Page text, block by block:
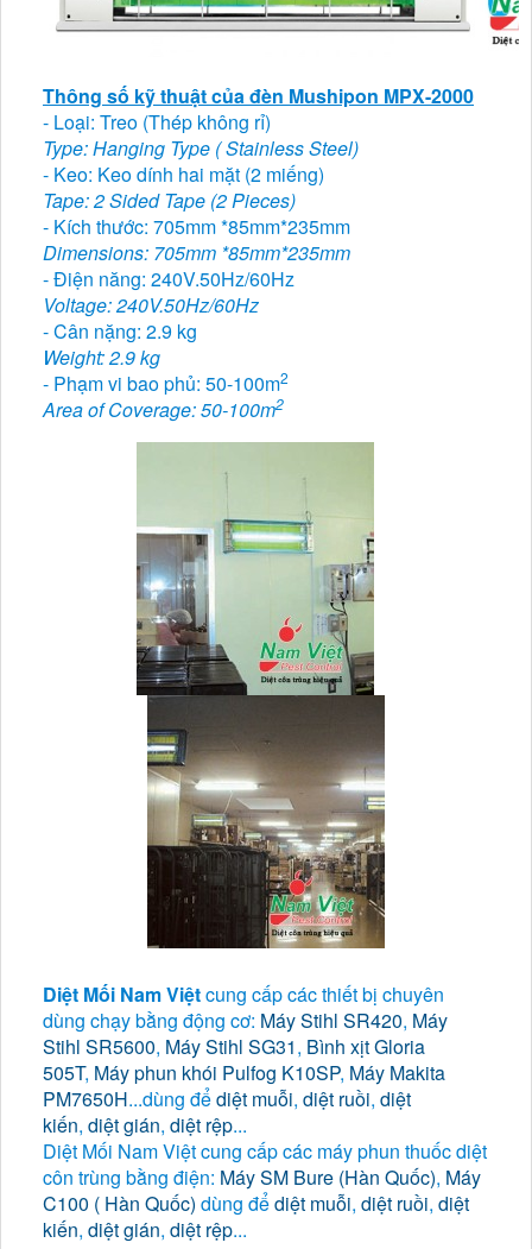
Thông số kỹ thuật của đèn Mushipon MPX-2000
- Loại: Treo (Thép không rỉ)
Type: Hanging Type ( Stainless Steel)
- Keo: Keo dính hai mặt (2 miếng)
Tape: 2 Sided Tape (2 Pieces)
- Kích thước: 705mm *85mm*235mm
Dimensions: 705mm *85mm*235mm
- Điện năng: 240V.50Hz/60Hz
Voltage: 240V.50Hz/60Hz
- Cân nặng: 2.9 kg
Weight: 2.9 kg
- Phạm vi bao phủ: 50-100m2
Area of Coverage: 50-100m2
Diệt Mối Nam Việtcung cấp các thiết bị chuyên
dùng chạy bằng động cơ: Máy Stihl SR420, Máy
Stihl SR5600, Máy Stihl SG31, Bình xịt Gloria
505T, Máy phun khói Pulfog K10SP, Máy Makita
PM7650H...dùng đểdiệt muỗi, diệt ruồi, diệt
kiến, diệt gián, diệt rệp...
Diệt Mối Nam Việt cung cấp các máy phun thuốc diệt
côn trùng bằng điện: Máy SM Bure (Hàn Quốc), Máy
C100 ( Hàn Quốc) dùng đểdiệt muỗi, diệt ruồi, diệt
kiến, diệt gián, diệt rệp...